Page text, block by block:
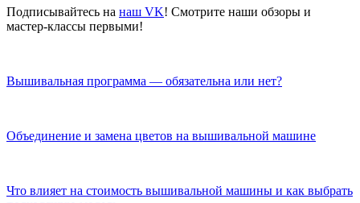
Подписывайтесь на наш VK! Смотрите наши обзоры и
мастер-классы первыми!
Вышивальная программа — обязательна или нет?
Объединение и замена цветов на вышивальной машине
Что влияет на стоимость вышивальной машины и как выбрать